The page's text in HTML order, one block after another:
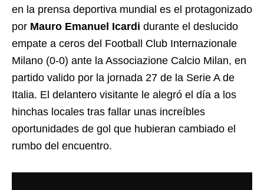
en la prensa deportiva mundial es el protagonizado
por Mauro Emanuel Icardi durante el deslucido
empate a ceros del Football Club Internazionale
Milano (0-0) ante la Associazione Calcio Milan, en
partido valido por la jornada 27 de la Serie A de
Italia. El delantero visitante le alegró el día a los
hinchas locales tras fallar unas increíbles
oportunidades de gol que hubieran cambiado el
rumbo del encuentro.